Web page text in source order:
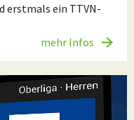
erstmals ein TTVN-
mehr Infos